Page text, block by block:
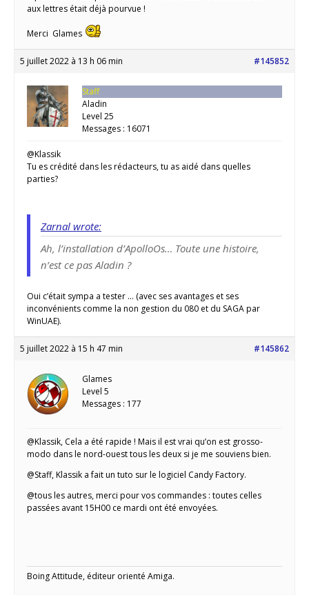
aux lettres était déjà pourvue !
Merci Glames
5 juillet 2022 à 13 h 06 min #145852
Staff
Aladin
Level 25
Messages : 16071
@Klassik
Tu es crédité dans les rédacteurs, tu as aidé dans quelles
parties?
Zarnal wrote:
Ah, l’installation d’ApolloOs… Toute une histoire,
n’est ce pas Aladin ?
Oui c’était sympa a tester … (avec ses avantages et ses
inconvénients comme la non gestion du 080 et du SAGA par
WinUAE).
5 juillet 2022 à 15 h 47 min #145862
Glames
Level 5
Messages : 177
@Klassik, Cela a été rapide ! Mais il est vrai qu’on est grosso-
modo dans le nord-ouest tous les deux si je me souviens bien.
@Staff, Klassik a fait un tuto sur le logiciel Candy Factory.
@tous les autres, merci pour vos commandes : toutes celles
passées avant 15H00 ce mardi ont été envoyées.
Boing Attitude, éditeur orienté Amiga.